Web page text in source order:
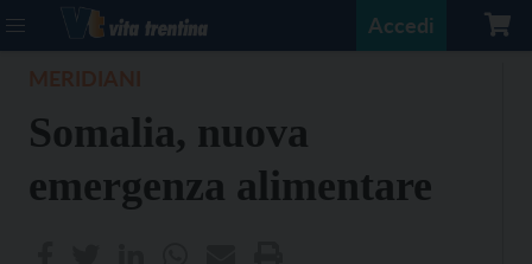
Accedi
Somalia, nuova
emergenza alimentare